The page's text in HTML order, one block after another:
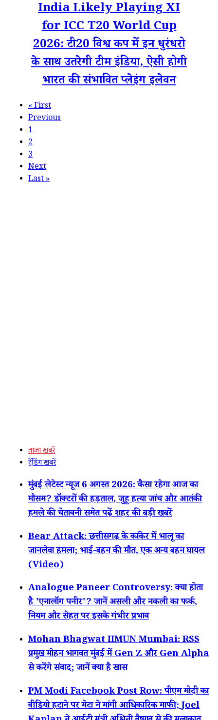
India Likely Playing XI
for ICC T20 World Cup
2026: टी20 विश्व कप में इन धुरंधरो
के साथ उतरेगी टीम इंडिया, ऐसी होगी
भारत की संभावित प्लेइंग इलेवन
«First
Previous
1
2
3
Next
Last»
ताजा खबरें
ट्रेंडिंग खबरें
मुंबई लेटेस्ट न्यूज 6 अगस्त 2026: कैसा रहेगा आज का
मौसम? डॉक्टरों की हड़ताल, जुहू हत्या जांच और आतंकी
हमले की चेतावनी समेत पढ़ें शहर की बड़ी खबरें
Bear Attack: छत्तीसगढ़ के कांकेर में भालू का
जानलेवा हमला; भाई-बहन की मौत, एक अन्य बहन घायल
(Video)
Analogue Paneer Controversy: क्या होता
है 'एनालॉग पनीर'? जानें असली और नकली का फर्क,
नियम और सेहत पर इसके गंभीर प्रभाव
Mohan Bhagwat IIMUN Mumbai: RSS
प्रमुख मोहन भागवत मुंबई में Gen Z और Gen Alpha
से करेंगे संवाद; जानें क्या है खास
PM Modi Facebook Post Row: पीएम मोदी का
वीडियो हटाने पर मेटा ने मांगी आधिकारिक माफी; Joel